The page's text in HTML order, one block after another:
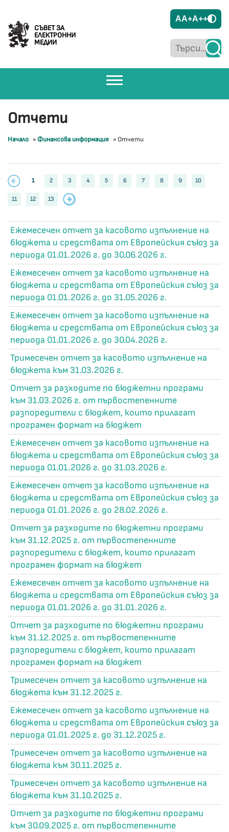
СЪВЕТ ЗА
ЕЛЕКТРОННИ
МЕДИИ
AA+A++
Отчети
Начало » Финансова информация » Отчети
1 2 3 4 5 6 7 8 9 10
11 12 13
Ежемесечен отчет за касовото изпълнение на
бюджета и средствата от Европейския съюз за
периода 01.01.2026 г. до 30.06.2026 г.
Ежемесечен отчет за касовото изпълнение на
бюджета и средствата от Европейския съюз за
периода 01.01.2026 г. до 31.05.2026 г.
Ежемесечен отчет за касовото изпълнение на
бюджета и средствата от Европейския съюз за
периода 01.01.2026 г. до 30.04.2026 г.
Тримесечен отчет за касовото изпълнение на
бюджета към 31.03.2026 г.
Отчет за разходите по бюджетни програми
към 31.03.2026 г. от първостепенните
разпоредители с бюджет, които прилагат
програмен формат на бюджет
Ежемесечен отчет за касовото изпълнение на
бюджета и средствата от Европейския съюз за
периода 01.01.2026 г. до 31.03.2026 г.
Ежемесечен отчет за касовото изпълнение на
бюджета и средствата от Европейския съюз за
периода 01.01.2026 г. до 28.02.2026 г.
Отчет за разходите по бюджетни програми
към 31.12.2025 г. от първостепенните
разпоредители с бюджет, които прилагат
програмен формат на бюджет
Ежемесечен отчет за касовото изпълнение на
бюджета и средствата от Европейския съюз за
периода 01.01.2026 г. до 31.01.2026 г.
Отчет за разходите по бюджетни програми
към 31.12.2025 г. от първостепенните
разпоредители с бюджет, които прилагат
програмен формат на бюджет
Тримесечен отчет за касовото изпълнение на
бюджета към 31.12.2025 г.
Ежемесечен отчет за касовото изпълнение на
бюджета и средствата от Европейския съюз за
периода 01.01.2025 г. до 31.12.2025 г.
Тримесечен отчет за касовото изпълнение на
бюджета към 30.11.2025 г.
Тримесечен отчет за касовото изпълнение на
бюджета към 31.10.2025 г.
Отчет за разходите по бюджетни програми
към 30.09.2025 г. от първостепенните